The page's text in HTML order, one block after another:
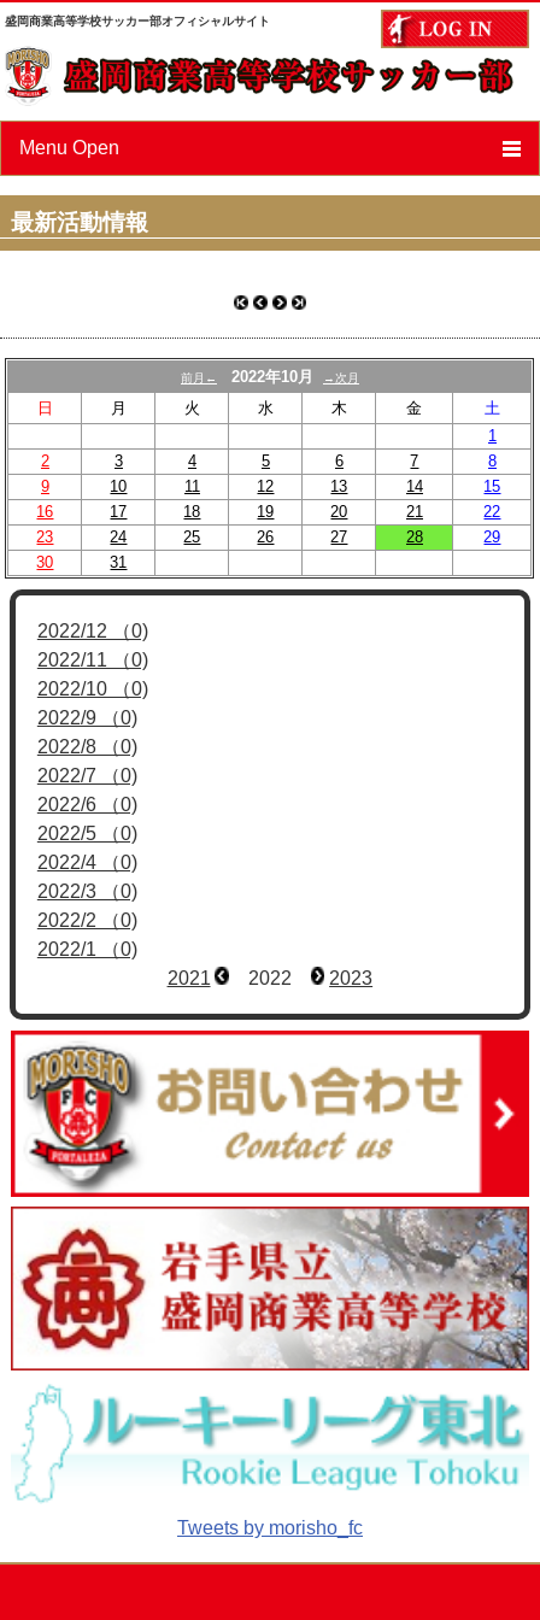
盛岡商業高等学校サッカー部オフィシャルサイト
Menu Open
ニュース
スケジュール
OBページ
あすなろ会（父母会）
リンク
最新活動情報
前月← 2022年10月 →次月
日 月 火 水 木 金
土
1
2
3 4 5 6 7
8
9
10 11 12 13 14
15
16
17 18 19 20 21
22
23
24 25 26 27 28
29
30
31
2022/12 （0)
2022/11 （0)
2022/10 （0)
2022/9 （0)
2022/8 （0)
2022/7 （0)
2022/6 （0)
2022/5 （0)
2022/4 （0)
2022/3 （0)
2022/2 （0)
2022/1 （0)
2021
2022 2023
Tweets by morisho_fc